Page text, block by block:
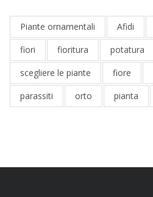
Piante ornamentali Afidi
fiori
fioritura potatura
scegliere le piante
fiore
parassiti
orto pianta